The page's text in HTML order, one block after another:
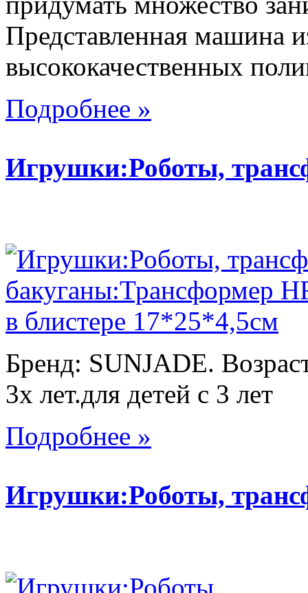
Представленная машина
высококачественных
Подробнее »
Игрушки:Роботы,
Бренд: SUNJADE.
3х лет.для детей с 3 лет
Подробнее »
Игрушки:Роботы,